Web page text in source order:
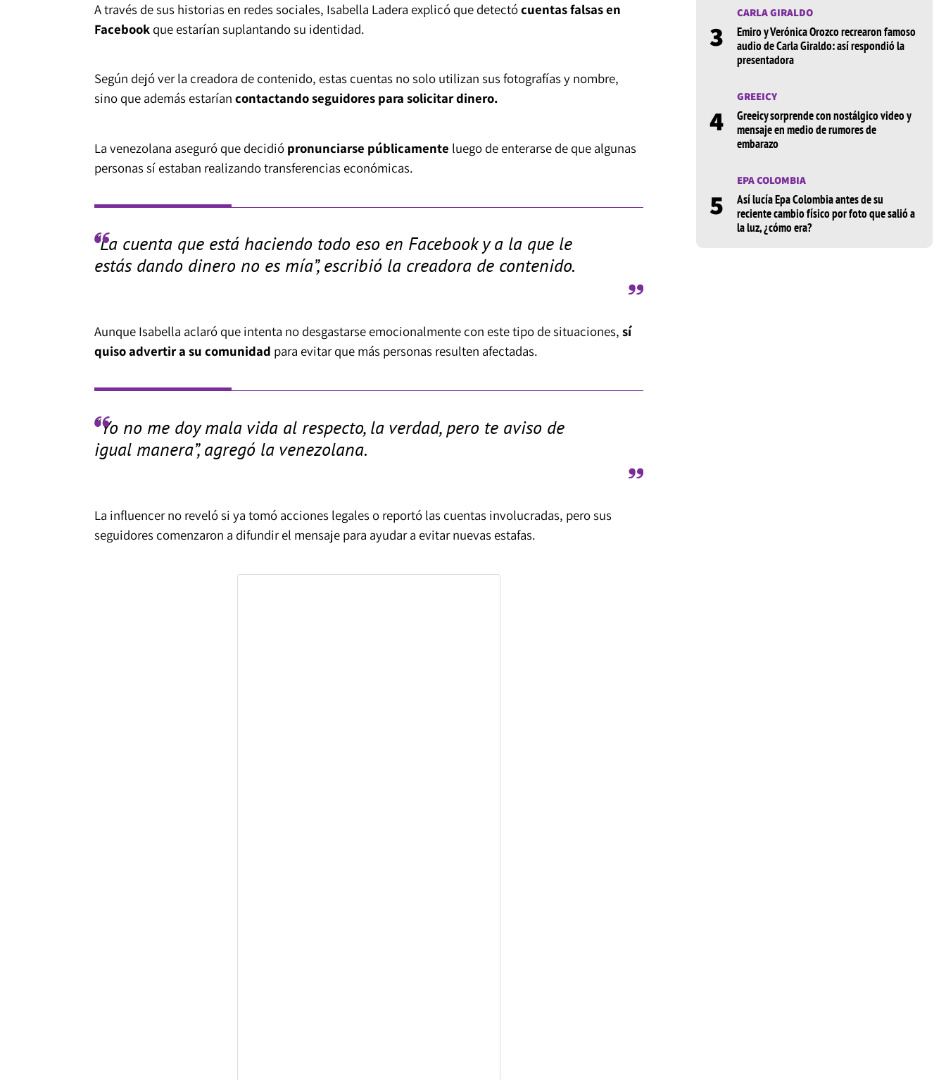
A través de sus historias en redes sociales, Isabella Ladera explicó que detectócuentas falsas en
Facebookque estarían suplantando su identidad.
Según dejó ver la creadora de contenido, estas cuentas no solo utilizan sus fotografías y nombre,
sino que además estarían contactando seguidores para solicitar dinero.
La venezolana aseguró que decidió pronunciarse públicamente luego de enterarse de que algunas
personas sí estaban realizando transferencias económicas.
“La cuenta que está haciendo todo eso en Facebook y a la que le
estás dando dinero no es mía”, escribió la creadora de contenido.
Aunque Isabella aclaró que intenta no desgastarse emocionalmente con este tipo de situaciones, sí
quiso advertir a su comunidad para evitar que más personas resulten afectadas.
“Yo no me doy mala vida al respecto, la verdad, pero te aviso de
igual manera”, agregó la venezolana.
La influencer no reveló si ya tomó acciones legales o reportó las cuentas involucradas, pero sus
seguidores comenzaron a difundir el mensaje para ayudar a evitar nuevas estafas.
3
CARLA GIRALDO
Emiro y Verónica Orozco recrearon famoso
audio de Carla Giraldo: así respondió la
presentadora
4
GREEICY
Greeicy sorprende con nostálgico video y
mensaje en medio de rumores de
embarazo
5
EPA COLOMBIA
Así lucía Epa Colombia antes de su
reciente cambio físico por foto que salió a
la luz, ¿cómo era?